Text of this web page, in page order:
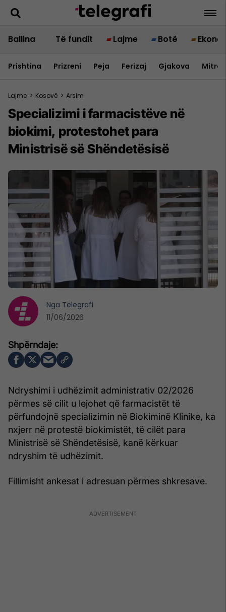
Ballina Të fundit Lajme Botë
Prishtina Prizreni Peja Ferizaj Gjakova
Lajme > Kosovë > Arsim
Specializimi i farmacistëve në
biokimi, protestohet para
Ministrisë së Shëndetësisë
Ndryshimi i udhëzimit administrativ 02/2026
përmes së cilit u lejohet që farmacistët të
përfundojnë specializimin në Biokiminë Klinike, ka
nxjerr në protestë biokimistët, të cilët para
Ministrisë së Shëndetësisë, kanë kërkuar
ndryshim të udhëzimit.
Fillimisht ankesat i adresuan përmes shkresave.
Nga Telegrafi
11/06/2026